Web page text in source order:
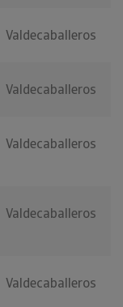
Valdecaballeros
Valdecaballeros
Valdecaballeros
Valdecaballeros
Valdecaballeros